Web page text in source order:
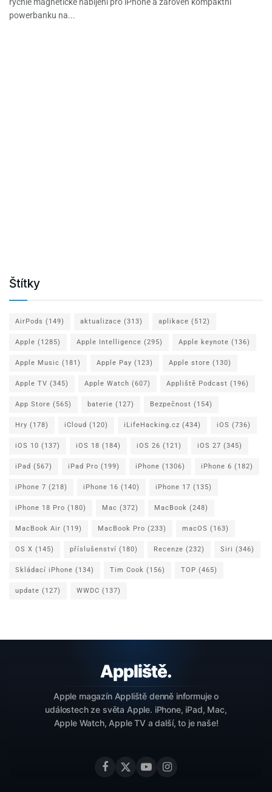
powerbanku na...
Štítky
AirPods (149) aktualizace (313) aplikace (512)
Apple (1285) Apple Intelligence (295) Apple keynote (136)
Apple Music (181) Apple Pay (123) Apple store (130)
Apple TV (345) Apple Watch (607) Appliště Podcast (196)
App Store (565) baterie (127) Bezpečnost (154)
Hry (178) iCloud (120) iLifeHacking.cz (434) iOS (736)
iOS 10 (137) iOS 18 (184) iOS 26 (121) iOS 27 (345)
iPad (567) iPad Pro (199) iPhone (1306) iPhone 6 (182)
iPhone 7 (218) iPhone 16 (140) iPhone 17 (135)
iPhone 18 Pro (180) Mac (372) MacBook (248)
MacBook Air (119) MacBook Pro (233) macOS (163)
OS X (145) příslušenství (180) Recenze (232) Siri (346)
Skládací iPhone (134) Tim Cook (156) TOP (465)
update (127) WWDC (137)
Apple magazín Appliště denně informuje o
událostech ze světa Apple. iPhone, iPad, Mac,
Apple Watch, Apple TV a další, to je naše!